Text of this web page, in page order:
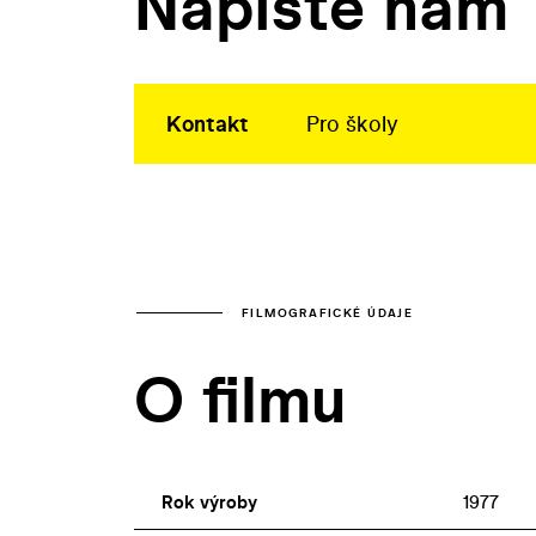
Kontakt Pro školy
FILMOGRAFICKÉ ÚDAJE
O filmu
Rok výroby 1977